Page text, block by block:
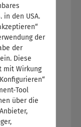
überall
werden
in den USA.
der
der
Diese
mit Wirkung
Tool
über die